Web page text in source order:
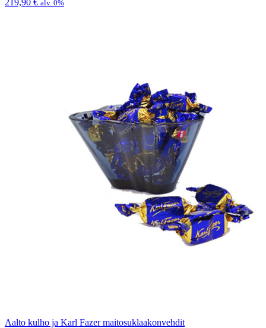
219,90 € alv. 0%
Aalto kulho ja Karl Fazer maitosuklaakonvehdit